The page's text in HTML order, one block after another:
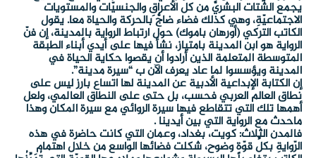
يجمع الشّتات البشريَّ من كلِّ الأعراقِ والجنسيّات والمستويات
الاجتماعيّةِ، وهي كذلك فضاء ضاجٌّ بالحركة والحياة معا. يقول
الكاتب التركي (أورهان باموك) حول ارتباط الرواية بالمدينة، إن فنّ
الرواية هو ابن المدينة بامتياز، نشأ فيها على أيدي أبناء الطبقة
المتوسطة المتعلمة الذين أرادوا أن يقصوا حكاية الحياة في
المدينة ويؤسسوا لما عاد يعرف الآن ب “سيرة مدينة”.
إن الكتابة الإبداعية الأدبية عن المدينة لها اتساع بارز ليس على
نطاق العالم العربي فحسب، بل حتى على النطاق العالمي، ولعل
أهمها تلك التي تتقاطع فيها سيرة الروائي مع سيرة المكان وهذا
ماحدث مع الرواية التي بين أيدينا .
فالمدن الثلاث: كويت، بغداد، وعمان التي كانت حاضرة في هذه
الرّوايةِ بكلِّ قوّةٍ وضوح، شكلت فضائها الواسع من خلال اهتمام